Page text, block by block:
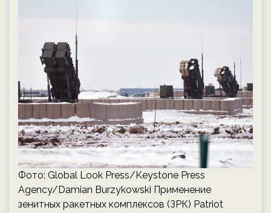
Фото: Global Look Press/Keystone Press
Agency/Damian Burzykowski Применение
зенитных ракетных комплексов (ЗРК) Patriot